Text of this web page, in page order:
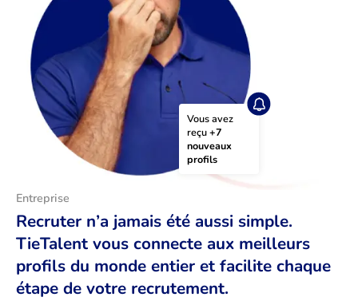
Vous avez
reçu +7
nouveaux
profils
Entreprise
Recruter n’a jamais été aussi simple.
TieTalent vous connecte aux meilleurs
profils du monde entier et facilite chaque
étape de votre recrutement.